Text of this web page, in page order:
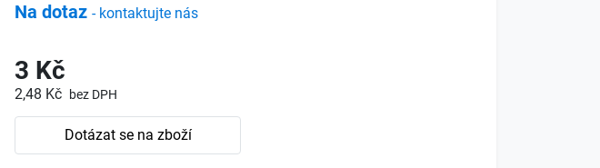
Na dotaz - kontaktujte nás
3 Kč
2,48 Kč bez DPH
Dotázat se na zboží